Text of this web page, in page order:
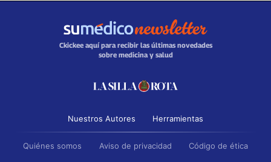
Ckickee aquí para recibir las últimas novedades
sobre medicina y salud
Nuestros Autores Herramientas
Quiénes somos Aviso de privacidad Código de ética